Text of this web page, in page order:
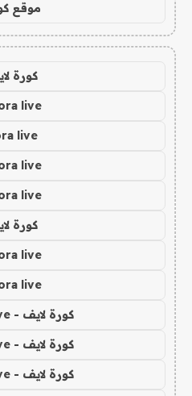
موقع
كورة
live
live
live
live
كورة
live
live
كورة لايف - koora live
كورة لايف - koora live
كورة لايف - koora live